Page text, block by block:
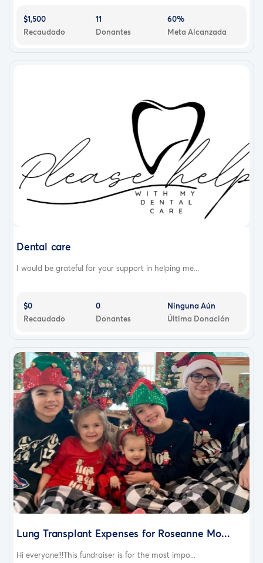
$1,500
Recaudado
11
Donantes
60%
Meta Alcanzada
Dental care
I would be grateful for your support in helping me...
$0
Recaudado
0
Donantes
Ninguna Aún
Última Donación
Lung Transplant Expenses for Roseanne Mo...
Hi everyone!!!This fundraiser is for the most impo...